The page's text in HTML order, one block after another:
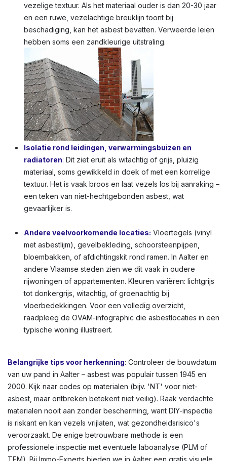
vezelige textuur. Als het materiaal ouder is dan 20-30 jaar
en een ruwe, vezelachtige breuklijn toont bij
beschadiging, kan het asbest bevatten. Verweerde leien
hebben soms een zandkleurige uitstraling.
Isolatie rond leidingen, verwarmingsbuizen en
radiatoren: Dit ziet eruit als witachtig of grijs, pluizig
materiaal, soms gewikkeld in doek of met een korrelige
textuur. Het is vaak broos en laat vezels los bij aanraking –
een teken van niet-hechtgebonden asbest, wat
gevaarlijker is.
Andere veelvoorkomende locaties: Vloertegels (vinyl
met asbestlijm), gevelbekleding, schoorsteenpijpen,
bloembakken, of afdichtingskit rond ramen. In Aalter en
andere Vlaamse steden zien we dit vaak in oudere
rijwoningen of appartementen. Kleuren variëren: lichtgrijs
tot donkergrijs, witachtig, of groenachtig bij
vloerbedekkingen. Voor een volledig overzicht,
raadpleeg de OVAM-infographic die asbestlocaties in een
typische woning illustreert.
Belangrijke tips voor herkenning: Controleer de bouwdatum
van uw pand in Aalter – asbest was populair tussen 1945 en
2000. Kijk naar codes op materialen (bijv. 'NT' voor niet-
asbest, maar ontbreken betekent niet veilig). Raak verdachte
materialen nooit aan zonder bescherming, want DIY-inspectie
is riskant en kan vezels vrijlaten, wat gezondheidsrisico's
veroorzaakt. De enige betrouwbare methode is een
professionele inspectie met eventuele laboanalyse (PLM of
TEM). Bij Immo-Experts bieden we in Aalter een gratis visuele